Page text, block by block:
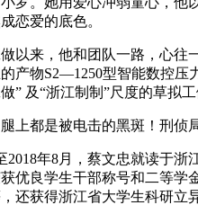
恋爱的底色。
来，他和团队一路，心往一
产物S2—1250型智能数控
” 及“浙江制制”尺度的草拟
都是被电击的黑斑！刑侦局
年8月，蔡文忠就读于浙
优良学生干部称号和二等学
还获得浙江省大学生科研立